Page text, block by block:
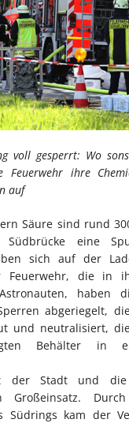
voll gesperrt: Wo
Feuerwehr ihre
auf
Säure sind rund
eine
sich auf der
Feuerwehr, die in
haben
abgeriegelt,
und neutralisiert,
Behälter in
der Stadt und die
Großeinsatz.
Südrings kam der